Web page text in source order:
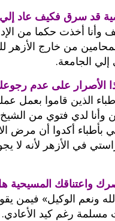
قد سرق فكيف عاد إلي
من خارج الأزهر
الجامعة.
الأصرار على عدم
الذين قاموا بعمل
وأنا لدي فتوي من
بأطباء أكدوا أن
في الأزهر لأنه لا
واعتناقك المسيحية
ونعم الوكيل» فيمن
مسلمة رغم كيد الأعادي.
تحضير حلاوة المولد
والصور...